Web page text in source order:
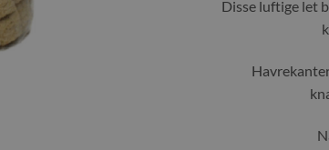
Disse luftige let